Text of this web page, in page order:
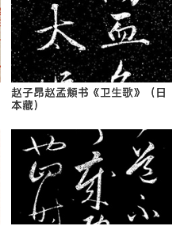
赵子昂赵孟頫书《卫生歌》（日
本藏）